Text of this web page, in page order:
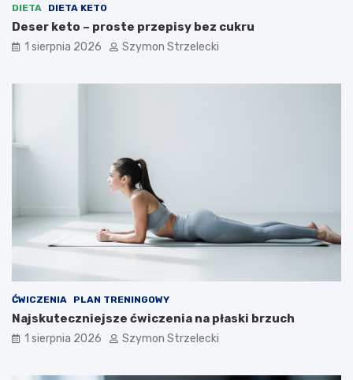
DIETA DIETA KETO
Deser keto – proste przepisy bez cukru
1 sierpnia 2026 Szymon Strzelecki
ĆWICZENIA PLAN TRENINGOWY
Najskuteczniejsze ćwiczenia na płaski brzuch
1 sierpnia 2026 Szymon Strzelecki